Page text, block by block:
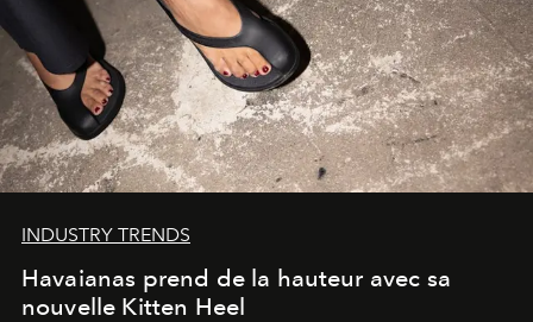
INDUSTRY TRENDS
Havaianas prend de la hauteur avec sa
nouvelle Kitten Heel